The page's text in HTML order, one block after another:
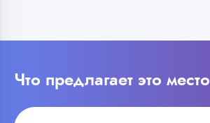
Что предлагает это место